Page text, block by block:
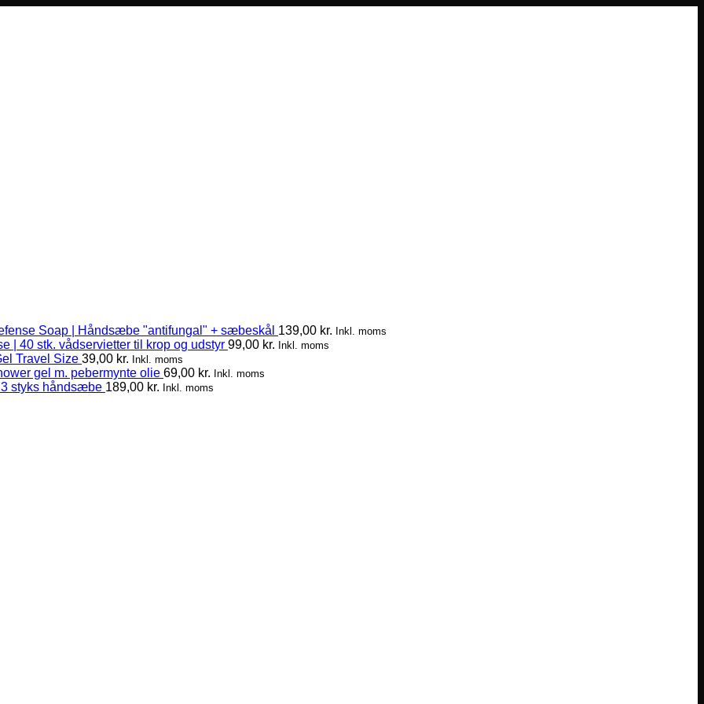
Soap | Håndsæbe "antifungal" + sæbeskål 139,00 kr. Inkl. moms
| 40 stk. vådservietter til krop og udstyr 99,00 kr. Inkl. moms
Travel Size 39,00 kr. Inkl. moms
gel m. pebermynte olie 69,00 kr. Inkl. moms
styks håndsæbe 189,00 kr. Inkl. moms